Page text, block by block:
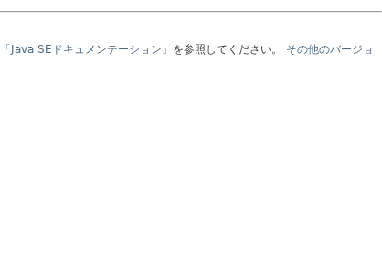
「Java SEドキュメンテーション」 を参照してください。
その他のバージョ